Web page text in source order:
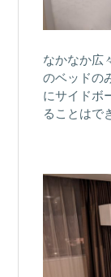
なかなか広
のベッドの
にサイドボ
ることはで